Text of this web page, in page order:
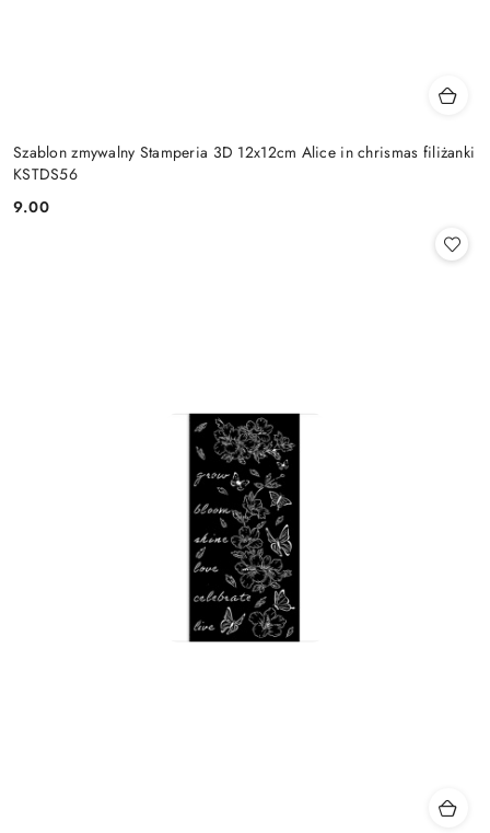
Szablon zmywalny Stamperia 3D 12x12cm Alice in chrismas filiżanki
KSTDS56
Cena:
9.00